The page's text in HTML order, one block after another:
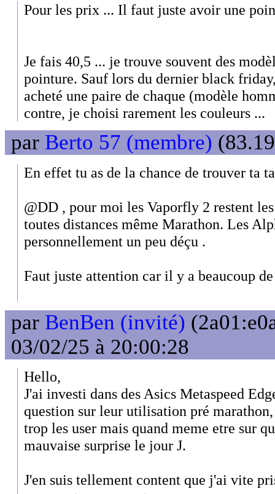
Pour les prix ... Il faut juste avoir une
Je fais 40,5 ... je trouve souvent des
pointure. Sauf lors du dernier black
acheté une paire de chaque (modèle
contre, je choisi rarement les couleurs ...
par Berto 57 (membre)
En effet tu as de la chance de trouver ta
@DD , pour moi les Vaporfly 2 restent
toutes distances même Marathon. Les
personnellement un peu déçu .
Faut juste attention car il y a beaucoup
par BenBen (invité)
03/02/25 à 20:00:28
Hello,
J'ai investi dans des Asics Metaspeed
question sur leur utilisation pré
trop les user mais quand meme etre sur
mauvaise surprise le jour J.
J'en suis tellement content que j'ai vite